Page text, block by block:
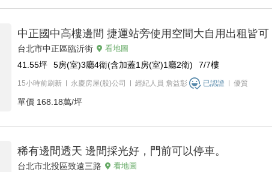
中正國中高樓邊間 捷運站旁使用空間大自用出租皆可
台北市中正區臨沂街 看地圖
41.55坪 5房(室)3廳4衛(含加蓋1房(室)1廳2衛) 7/7樓
15小時前刷新 永慶房屋(股)公司 經紀人員 詹益彰 已認證 優質
單價 168.18萬/坪
稀有邊間透天 邊間採光好，門前可以停車。
台北市北投區致遠三路 看地圖